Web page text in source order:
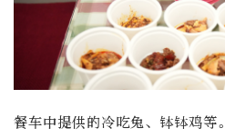
餐车中提供的冷吃兔、钵钵鸡等。